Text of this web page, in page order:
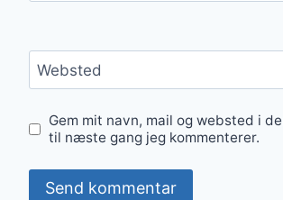
Websted
Gem mit navn, mail og websted i
til næste gang jeg kommenterer.